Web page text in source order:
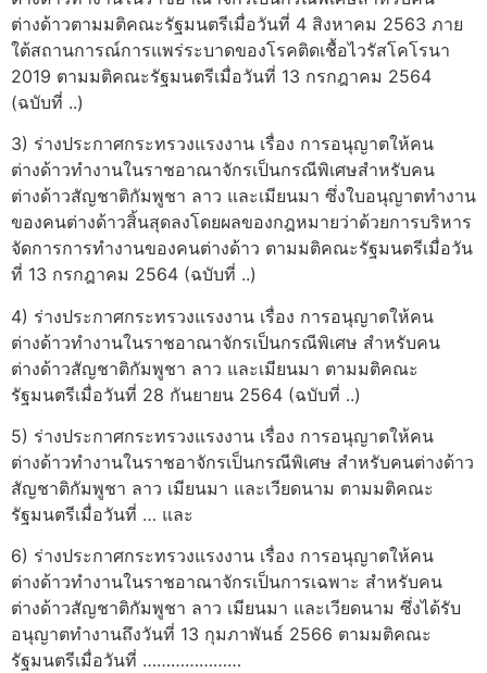
ต่างด้าวตามมติคณะรัฐมนตรีเมื่อวันที่ 4 สิงหาคม 2563 ภาย
ใต้สถานการณ์การแพร่ระบาดของโรคติดเชื้อไวรัสโคโรนา
2019 ตามมติคณะรัฐมนตรีเมื่อวันที่ 13 กรกฎาคม 2564
(ฉบับที่ ..)
3) ร่างประกาศกระทรวงแรงงาน เรื่อง การอนุญาตให้คน
ต่างด้าวทำงานในราชอาณาจักรเป็นกรณีพิเศษสำหรับคน
ต่างด้าวสัญชาติกัมพูชา ลาว และเมียนมา ซึ่งใบอนุญาตทำงาน
ของคนต่างด้าวสิ้นสุดลงโดยผลของกฎหมายว่าด้วยการบริหาร
จัดการการทำงานของคนต่างด้าว ตามมติคณะรัฐมนตรีเมื่อวัน
ที่ 13 กรกฎาคม 2564 (ฉบับที่ ..)
4) ร่างประกาศกระทรวงแรงงาน เรื่อง การอนุญาตให้คน
ต่างด้าวทำงานในราชอาณาจักรเป็นกรณีพิเศษ สำหรับคน
ต่างด้าวสัญชาติกัมพูชา ลาว และเมียนมา ตามมติคณะ
รัฐมนตรีเมื่อวันที่ 28 กันยายน 2564 (ฉบับที่ ..)
5) ร่างประกาศกระทรวงแรงงาน เรื่อง การอนุญาตให้คน
ต่างด้าวทำงานในราชอาจักรเป็นกรณีพิเศษ สำหรับคนต่างด้าว
สัญชาติกัมพูชา ลาว เมียนมา และเวียดนาม ตามมติคณะ
รัฐมนตรีเมื่อวันที่ … และ
6) ร่างประกาศกระทรวงแรงงาน เรื่อง การอนุญาตให้คน
ต่างด้าวทำงานในราชอาณาจักรเป็นการเฉพาะ สำหรับคน
ต่างด้าวสัญชาติกัมพูชา ลาว เมียนมา และเวียดนาม ซึ่งได้รับ
อนุญาตทำงานถึงวันที่ 13 กุมภาพันธ์ 2566 ตามมติคณะ
รัฐมนตรีเมื่อวันที่ …………………